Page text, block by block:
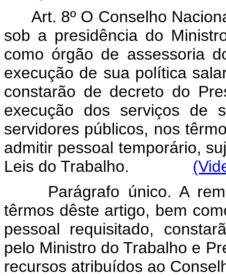
Art. 8º O Conselho
sob a presidência do
como órgão de assessoria
execução de sua política
constarão de decreto do
execução dos serviços de
servidores públicos, nos
admitir pessoal temporário,
Leis do Trabalho.
Parágrafo único. A
têrmos dêste artigo, bem
pessoal requisitado,
pelo Ministro do Trabalho e
recursos atribuídos ao